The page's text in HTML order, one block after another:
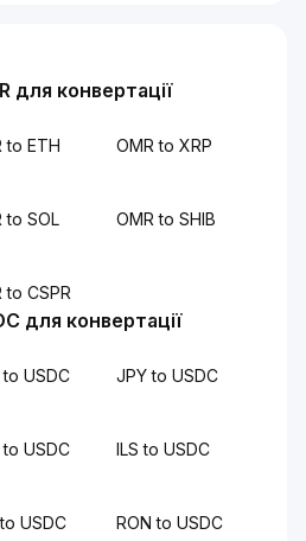
для конвертації
to ETH OMR to XRP
to SOL OMR to SHIB
to CSPR
для конвертації
to USDC JPY to USDC
to USDC ILS to USDC
USDC RON to USDC